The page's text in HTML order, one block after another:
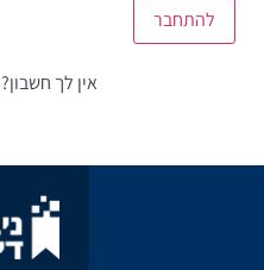
להתחבר
אין לך חשבון?